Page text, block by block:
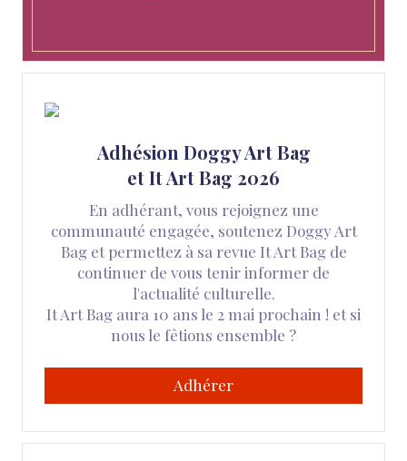
Adhésion Doggy Art Bag
et It Art Bag 2026
En adhérant, vous rejoignez une
communauté engagée, soutenez Doggy Art
Bag et permettez à sa revue It Art Bag de
continuer de vous tenir informer de
l'actualité culturelle.
It Art Bag aura 10 ans le 2 mai prochain ! et si
nous le fêtions ensemble ?
Adhérer